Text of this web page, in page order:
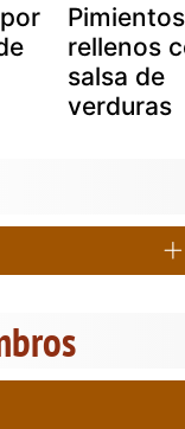
Pimientos
rellenos
salsa de
verduras